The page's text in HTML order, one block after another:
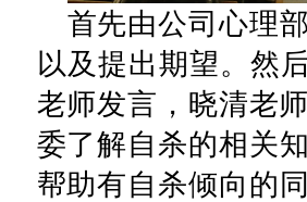
首先由公司心理
以及提出期望。然
老师发言，晓清老
委了解自杀的相关
帮助有自杀倾向的